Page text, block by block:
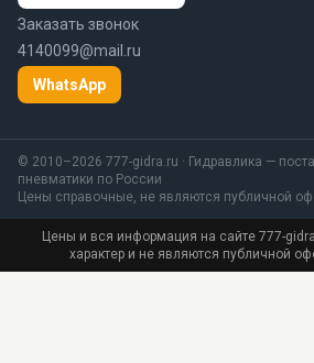
Заказать звонок
4140099@mail.ru
WhatsApp
© 2010–2026 777-gidra.ru · Гидравлика —
пневматики по России
Цены справочные, не являются публичной
Цены и вся информация на сайте 777-
характер и не являются публичной